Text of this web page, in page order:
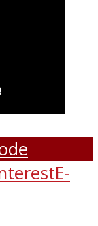
E-